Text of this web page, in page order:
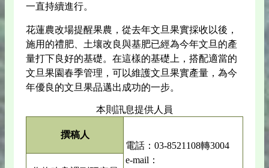
一直持續進行。
花蓮農改場提醒果農，從去年文旦果實採收以後，
施用的禮肥、土壤改良與基肥已經為今年文旦的產
量打下良好的基礎。在這樣的基礎上，搭配適當的
文旦果園春季管理，可以維護文旦果實產量，為今
年優良的文旦果品邁出成功的一步。
本則訊息提供人員
撰稿人
電話：03-8521108轉3004
e-mail：